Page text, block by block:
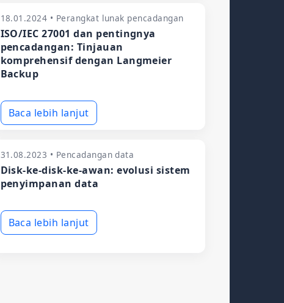
18.01.2024 • Perangkat lunak pencadangan
ISO/IEC 27001 dan pentingnya
pencadangan: Tinjauan
komprehensif dengan Langmeier
Backup
Baca lebih lanjut
31.08.2023 • Pencadangan data
Disk-ke-disk-ke-awan: evolusi sistem
penyimpanan data
Baca lebih lanjut